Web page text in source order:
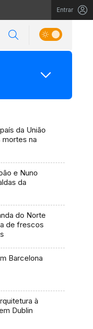
Entrar
da União
mortes na
da
do Norte
de frescos
Barcelona
à
Dublin